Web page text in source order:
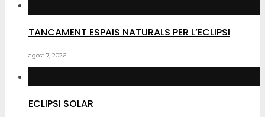
TANCAMENT ESPAIS NATURALS PER L’ECLIPSI
agost 7, 2026
ECLIPSI SOLAR